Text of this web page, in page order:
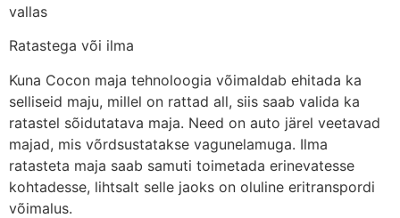
vallas
Ratastega või ilma
Kuna Cocon maja tehnoloogia võimaldab ehitada ka
selliseid maju, millel on rattad all, siis saab valida ka
ratastel sõidutatava maja. Need on auto järel veetavad
majad, mis võrdsustatakse vagunelamuga. Ilma
ratasteta maja saab samuti toimetada erinevatesse
kohtadesse, lihtsalt selle jaoks on oluline eritranspordi
võimalus.